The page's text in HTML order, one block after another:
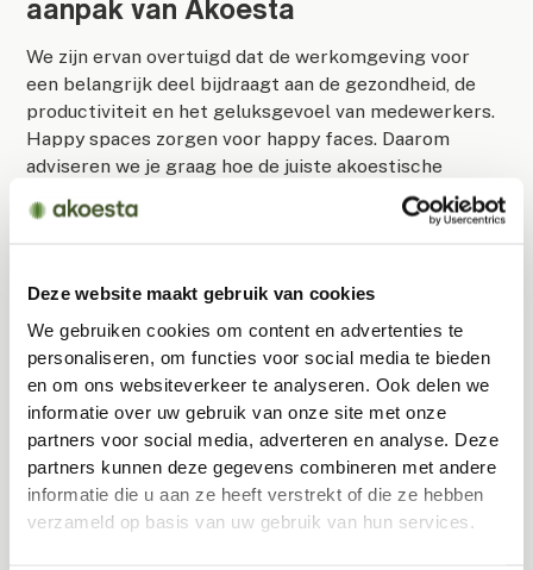
Deze website maakt gebruik van cookies
We gebruiken cookies om content en advertenties te
personaliseren, om functies voor social media te bieden
en om ons websiteverkeer te analyseren. Ook delen we
informatie over uw gebruik van onze site met onze
partners voor social media, adverteren en analyse. Deze
partners kunnen deze gegevens combineren met andere
informatie die u aan ze heeft verstrekt of die ze hebben
verzameld op basis van uw gebruik van hun services.
aanpak van Akoesta
We zijn ervan overtuigd dat de werkomgeving voor
een belangrijk deel bijdraagt aan de gezondheid, de
productiviteit en het geluksgevoel van medewerkers.
Happy spaces zorgen voor happy faces. Daarom
adviseren we je graag hoe de juiste akoestische
oplossing jouw kantoor kan veranderen in een plek
waar medewerkers, zakelijke contacten en natuurlijk
Elke situatie en ruimte is anders en vraagt om een
specifieke aanpak. De doeltreffendeaanpak van
Akoestaomvat alle facetten rondom akoestiek zoals
akoestische metingen, akoestisch advies, 3d
visualisaties en montage. Akoesta maakt akoestische
oplossingen op maat en heeft een breed assortiment
vanakoestische productenvoor werkomgevingen.
Meer weten?